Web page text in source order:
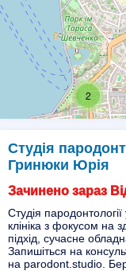
2
Студія
Гринюки Юрія
Зачинено зараз
Студія
клініка з фокусом на
підхід, сучасне
Запишіться на
на parodont.studio.